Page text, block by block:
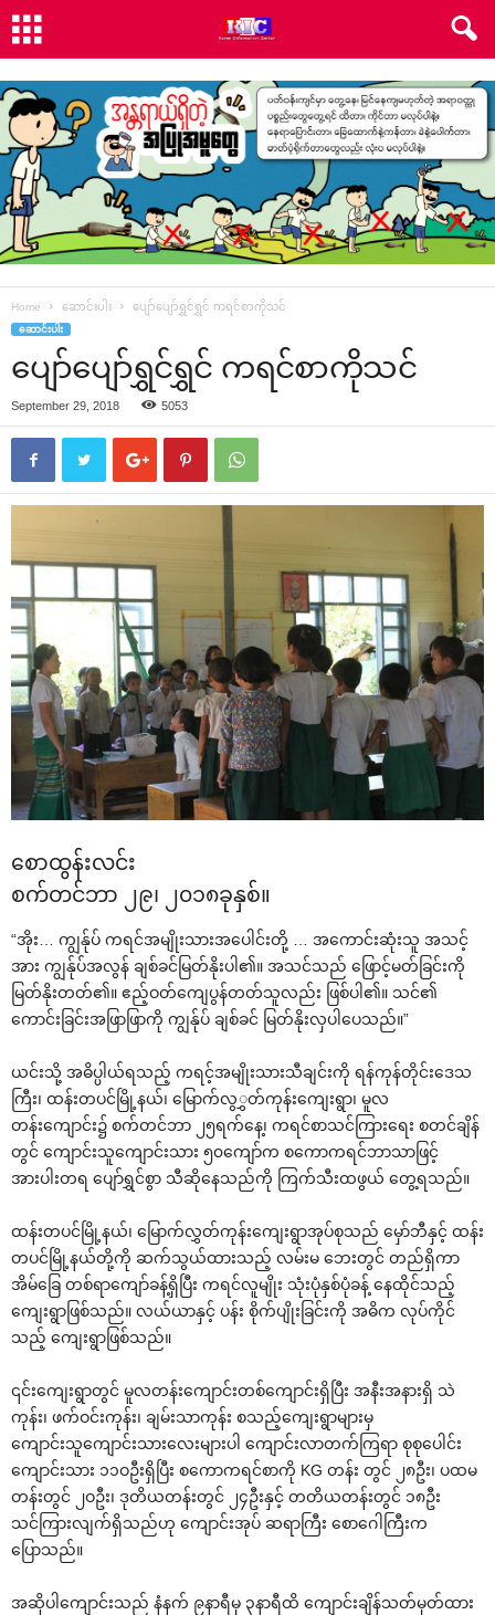
Home ဆောင်းပါး ‌ပျော်‌ပျော်ရွှင်ရွှင် ကရင်စာကိုသင်
ဆောင်းပါး
‌ပျော်‌ပျော်ရွှင်ရွှင် ကရင်စာကိုသင်
September 29, 2018 5053
‌စောထွန်းလင်း
စက်တင်ဘာ ၂၉၊ ၂၀၁၈ခုနှစ်။
“အိုး… ကျွန်ုပ် ကရင်အမျိုးသားအ‌ပေါင်းတို့ … အ‌ကောင်းဆုံးသူ အသင့်
အား ကျွန်ုပ်အလွန် ချစ်ခင်မြတ်နိုးပါ၏။ အသင်သည် ‌ဖြောင့်မတ်ခြင်းကို
မြတ်နိုးတတ်၏။ ဧည့်ဝတ်‌ကျေပွန်တတ်သူလည်း ဖြစ်ပါ၏။ သင်၏
‌ကောင်းခြင်းအဖြာဖြာကို ကျွန်ုပ် ချစ်ခင် မြတ်နိုးလှပါ‌ပေသည်။”
ယင်းသို့ အဓိပ္ပါယ်ရသည့် ကရင့်အမျိုးသားသီချင်းကို ရန်ကုန်တိုင်း‌ဒေသ
ကြီး၊ ထန်းတပင်မြို့နယ်၊ ‌မြောက်လွွှတ်ကုန်း‌ကျေးရွာ၊ မူလ
တန်း‌ကျောင်း၌ စက်တင်ဘာ ၂၅ရက်‌နေ့၊ ကရင်စာသင်ကြား‌ရေး စတင်ချိန်
တွင် ‌ကျောင်းသူ‌ကျောင်းသား ၅၀‌ကျော်က စ‌ကောကရင်ဘာသာဖြင့်
အားပါးတရ ‌ပျော်ရွှင်စွာ သီဆို‌နေသည်ကို ကြက်သီးထဖွယ် ‌တွေ့ရသည်။
ထန်းတပင်မြို့နယ်၊ ‌မြောက်လွှတ်ကုန်း‌ကျေးရွာအုပ်စုသည် ‌မှော်ဘီနှင့် ထန်း
တပင်မြို့နယ်တို့ကို ဆက်သွယ်ထားသည့် လမ်းမ ‌ဘေးတွင် တည်ရှိကာ
အိမ်‌ခြေ တစ်ရာ‌ကျော်ခန့်ရှိပြီး ကရင်လူမျိုး သုံးပုံနှစ်ပုံခန့် ‌နေထိုင်သည့်
‌ကျေးရွာဖြစ်သည်။ လယ်ယာနှင့် ပန်း စိုက်ပျိုးခြင်းကို အဓိက လုပ်ကိုင်
သည့် ‌ကျေးရွာဖြစ်သည်။
၎င်း‌ကျေးရွာတွင် မူလတန်း‌ကျောင်းတစ်‌ကျောင်းရှိပြီး အနီးအနားရှိ သဲ
ကုန်း၊ ဖက်ဝင်းကုန်း၊ ချမ်းသာကုန်း စသည့်‌ကျေးရွာများမှ
‌ကျောင်းသူ‌ကျောင်းသား‌လေးများပါ ‌ကျောင်းလာတက်ကြရာ စုစု‌ပေါင်း
‌ကျောင်းသား ၁၁ဝဦးရှိပြီး စ‌ကောကရင်စာကို KG တန်း တွင် ၂၈ဦး၊ ပထမ
တန်းတွင် ၂ဝဦး၊ ဒုတိယတန်းတွင် ၂၄ဦးနှင့် တတိယတန်းတွင် ၁၈ဦး
သင်ကြားလျက်ရှိသည်ဟု ‌ကျောင်းအုပ် ဆရာကြီး ‌စော‌ဂေါကြီးက
‌ပြောသည်။
အဆိုပါ‌ကျောင်းသည် နံနက် ၉နာရီမှ ၃နာရီထိ ‌ကျောင်းချိန်သတ်မှတ်ထား